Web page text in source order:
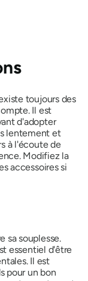
toujours des
Il est
d'adopter
lentement et
à l'écoute de
Modifiez la
accessoires si
sa souplesse.
essentiel d'être
Il est
pour un bon